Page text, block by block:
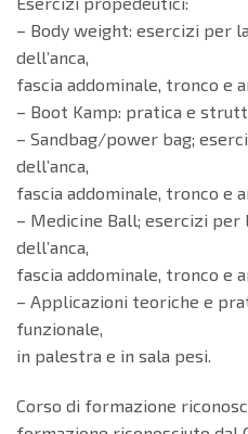
– Body weight: esercizi per
dell’anca,
fascia addominale, tronco e
– Boot Kamp: pratica e
– Sandbag/power bag;
dell’anca,
fascia addominale, tronco e
– Medicine Ball; esercizi per
dell’anca,
fascia addominale, tronco e
– Applicazioni teoriche e
funzionale,
in palestra e in sala pesi.
Corso di formazione